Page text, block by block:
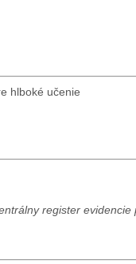
hlboké učenie
register evidencie